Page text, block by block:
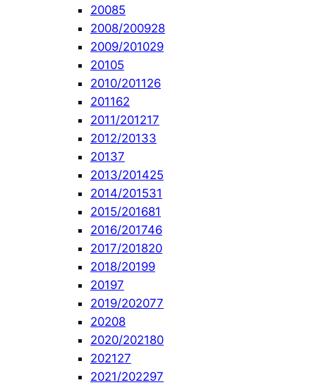
20085
2008/200928
2009/201029
20105
2010/201126
201162
2011/201217
2012/20133
20137
2013/201425
2014/201531
2015/201681
2016/201746
2017/201820
2018/20199
20197
2019/202077
20208
2020/202180
202127
2021/202297